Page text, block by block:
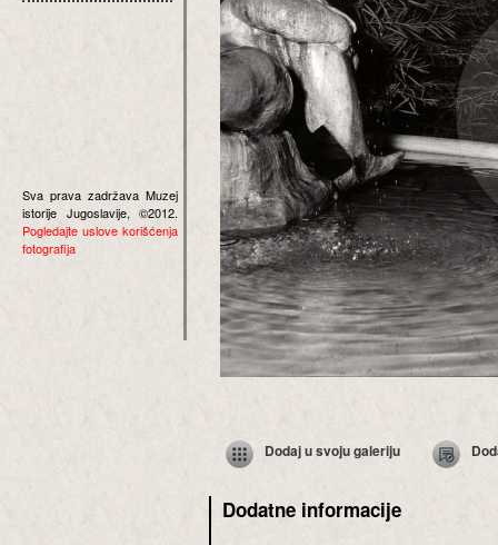
Sva prava zadržava Muzej
istorije Jugoslavije, ©2012.
Pogledajte uslove korišćenja
fotografija
Dodaj u svoju galeriju
Dodatne informacije